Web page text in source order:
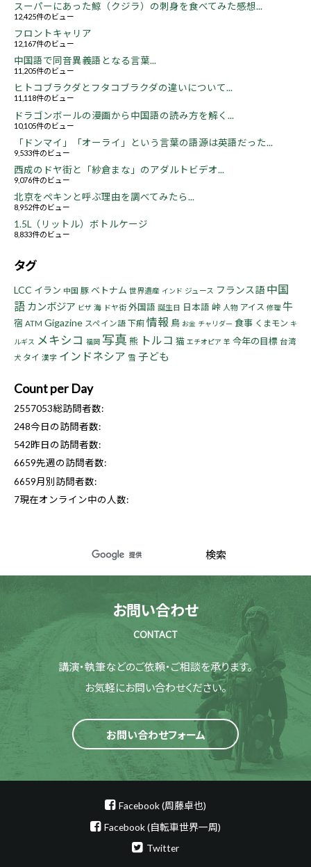
スーパーにあった鯨（クジラ）の刺身を食べてみた感想...
12,425件のビュー
フロントキャリア
12,167件のビュー
中国語で同音異義語となる言葉...
11,205件のビュー
ヒトコブラクダとフタコブラクダの違いについて...
11,118件のビュー
ドラゴンボールの漫画から中国語の読み方を解く...
10,105件のビュー
「ドンマイ」「オーライ」という言葉の語源は英語だった...
9,533件のビュー
西成のドヤ街と「紗倉まな」のアダルトビデオ...
9,076件のビュー
北京をペキンと呼ぶ理由を調べてみたら...
8,952件のビュー
1.5L（リットル）ボトルケージ
8,833件のビュー
タグ
LCC イラン 中国 豚 ベトナム 世界遺産 インド ジュース フランス語 中国
語 カンボジア ビザ 海 ドヤ街 外国語 誕生日 日本語 峠 人物 アイス 修理 牛
宿 ATM Gigazine スペイン語 下痢 情報 鳥 お金 チャリダー 食事 くまモン キ
ルギス メキシコ 福岡 写真 熊 トルコ 猫 エチオピア 羊 今年の目標 台湾
犬 タイ 漢字 インドネシア 雪 子ども
Count per Day
2557053総訪問者数:
248今日の訪問者数:
542昨日の訪問者数:
6659先週の訪問者数:
6659月別訪問者数:
7現在オンライン中の人数:
お問い合わせ
CONTACT
講演・執筆などのご依頼・ご相談を承ります。
お気軽にお問い合わせください。
お問い合わせフォーム
Facebook (周藤卓也)
Facebook (自転車世界一周)
Twitter